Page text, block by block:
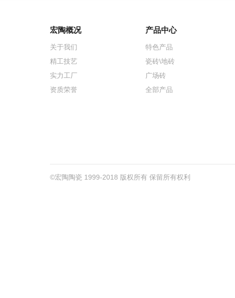
宏陶概况
关于我们
精工技艺
实力工厂
资质荣誉
产品中心
特色产品
瓷砖\地砖
广场砖
全部产品
©宏陶陶瓷 1999-2018 版权所有 保留所有权利